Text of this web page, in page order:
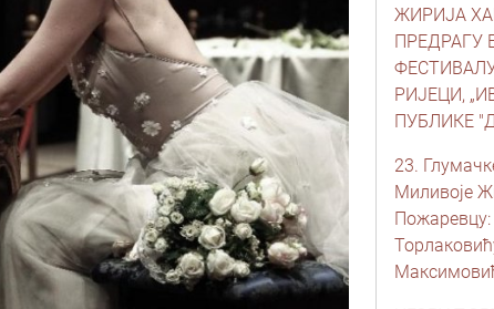
ЖИРИЈА
ПРЕДРАГУ
РИЈЕЦИ,
ПУБЛИКЕ
23.
Миливоје